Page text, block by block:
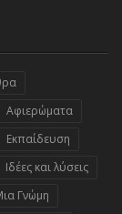
Αφιερώματα
Εκπαίδευση
Ιδέες και λύσεις
Γνώμη